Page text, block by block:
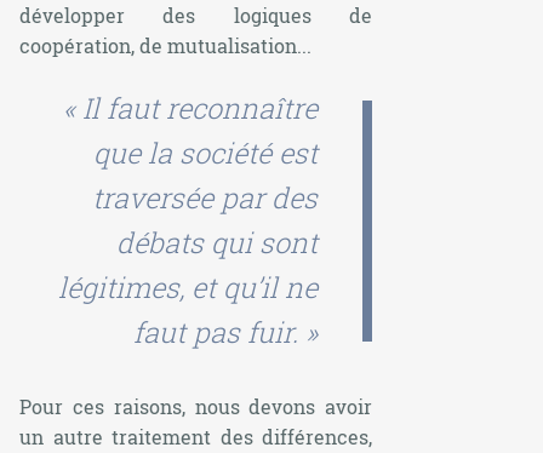
développer des logiques de
coopération, de mutualisation...
« Il faut reconnaître
que la société est
traversée par des
débats qui sont
légitimes, et qu’il ne
faut pas fuir. »
Pour ces raisons, nous devons avoir
un autre traitement des différences,